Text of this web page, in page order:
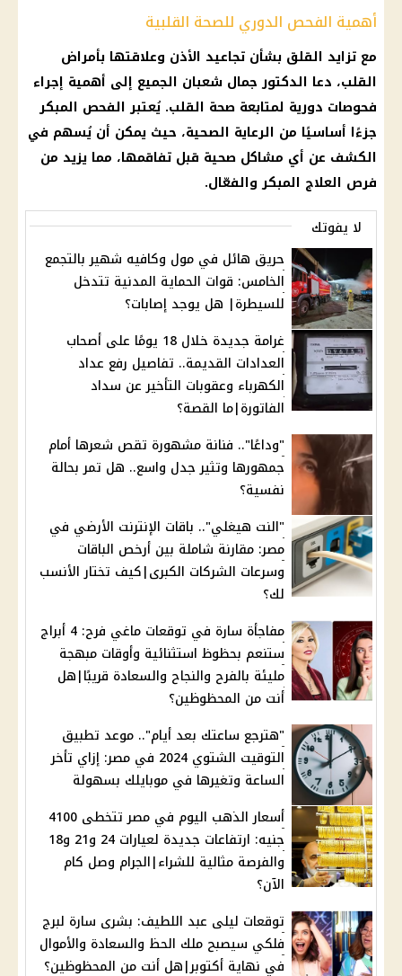
أهمية الفحص الدوري للصحة القلبية
مع تزايد القلق بشأن تجاعيد الأذن وعلاقتها بأمراض
القلب، دعا الدكتور جمال شعبان الجميع إلى أهمية إجراء
فحوصات دورية لمتابعة صحة القلب. يُعتبر الفحص المبكر
جزءًا أساسيًا من الرعاية الصحية، حيث يمكن أن يُسهم في
الكشف عن أي مشاكل صحية قبل تفاقمها، مما يزيد من
فرص العلاج المبكر والفعّال.
لا يفوتك
حريق هائل في مول وكافيه شهير بالتجمع
الخامس: قوات الحماية المدنية تتدخل
للسيطرة| هل يوجد إصابات؟
غرامة جديدة خلال 18 يومًا على أصحاب
العدادات القديمة.. تفاصيل رفع عداد
الكهرباء وعقوبات التأخير عن سداد
الفاتورة|ما القصة؟
"وداعًا".. فنانة مشهورة تقص شعرها أمام
جمهورها وتثير جدل واسع.. هل تمر بحالة
نفسية؟
"النت هيغلي".. باقات الإنترنت الأرضي في
مصر: مقارنة شاملة بين أرخص الباقات
وسرعات الشركات الكبرى|كيف تختار الأنسب
لك؟
مفاجأة سارة في توقعات ماغي فرح: 4 أبراج
ستنعم بحظوظ استثنائية وأوقات مبهجة
مليئة بالفرح والنجاح والسعادة قريبًا|هل
أنت من المحظوظين؟
"هترجع ساعتك بعد أيام".. موعد تطبيق
التوقيت الشتوي 2024 في مصر: إزاي تأخر
الساعة وتغيرها في موبايلك بسهولة
أسعار الذهب اليوم في مصر تتخطى 4100
جنيه: ارتفاعات جديدة لعيارات 24 و21 و18
والفرصة مثالية للشراء|الجرام وصل كام
الآن؟
توقعات ليلى عبد اللطيف: بشرى سارة لبرج
فلكي سيصبح ملك الحظ والسعادة والأموال
في نهاية أكتوبر|هل أنت من المحظوظين؟